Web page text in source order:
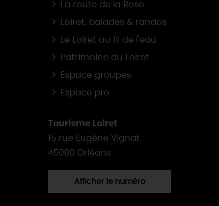
La route de la Rose
Loiret, balades & randos
Le Loiret au fil de l'eau
Patrimoine du Loiret
Espace groupes
Espace pro
Tourisme Loiret
15 rue Eugène Vignat
45000 Orléans
Afficher le numéro